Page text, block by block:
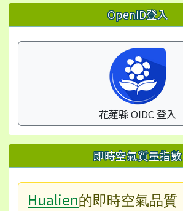
左邊區域內容 OpenID登入
花蓮縣 OIDC 登入
即時空氣質量指數
Hualien的即時空氣品質